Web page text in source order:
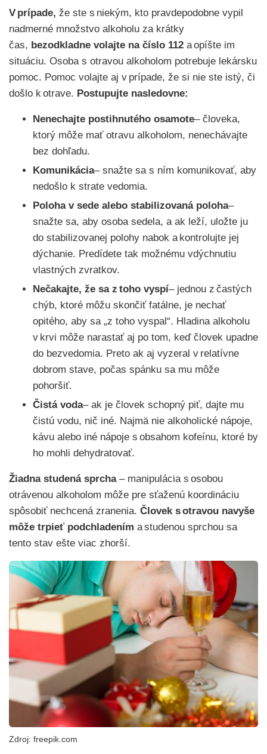
V prípade, že ste s niekým, kto pravdepodobne vypil
nadmerné množstvo alkoholu za krátky
čas, bezodkladne volajte na číslo 112 a opíšte im
situáciu. Osoba s otravou alkoholom potrebuje lekársku
pomoc. Pomoc volajte aj v prípade, že si nie ste istý, či
došlo k otrave. Postupujte nasledovne:
Nenechajte postihnutého osamote– človeka,
ktorý môže mať otravu alkoholom, nenechávajte
bez dohľadu.
Komunikácia– snažte sa s ním komunikovať, aby
nedošlo k strate vedomia.
Poloha v sede alebo stabilizovaná poloha–
snažte sa, aby osoba sedela, a ak leží, uložte ju
do stabilizovanej polohy nabok a kontrolujte jej
dýchanie. Predídete tak možnému vdýchnutiu
vlastných zvratkov.
Nečakajte, že sa z toho vyspí– jednou z častých
chýb, ktoré môžu skončiť fatálne, je nechať
opitého, aby sa „z toho vyspal“. Hladina alkoholu
v krvi môže narastať aj po tom, keď človek upadne
do bezvedomia. Preto ak aj vyzeral v relatívne
dobrom stave, počas spánku sa mu môže
pohoršiť.
Čistá voda– ak je človek schopný piť, dajte mu
čistú vodu, nič iné. Najmä nie alkoholické nápoje,
kávu alebo iné nápoje s obsahom kofeínu, ktoré by
ho mohli dehydratovať.
Žiadna studená sprcha– manipulácia s osobou
otrávenou alkoholom môže pre sťaženú koordináciu
spôsobiť nechcená zranenia. Človek s otravou navyše
môže trpieť podchladením a studenou sprchou sa
tento stav ešte viac zhorší.
Zdroj: freepik.com